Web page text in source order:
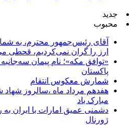
جدید
محبوب
آقای رئیس‌جمهور محترم، به
ارز را گران نمی‌کردیم، قحطی
«توافق مکه»؛ نام پیمان
پاکستان
شمارش معکوس انتقام
هفدهم مرداد ماه ،سالروز شهاد
مبارک باد
دشمنی عمیق امارات با ایران
ژورنال